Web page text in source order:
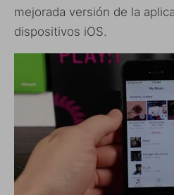
mejorada versión de la
dispositivos iOS.